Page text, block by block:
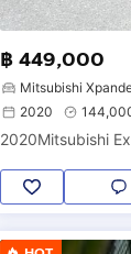
฿ 449,000
Mitsubishi
2020
2020Mitsubishi